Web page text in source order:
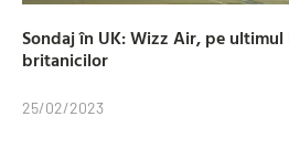
Sondaj în UK: Wizz Air, pe
britanicilor
25/02/2023